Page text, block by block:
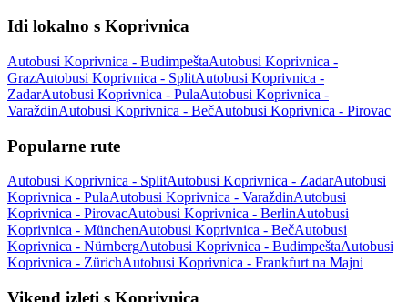
Idi lokalno s Koprivnica
Autobusi Koprivnica - BudimpeštaAutobusi Koprivnica -
GrazAutobusi Koprivnica - SplitAutobusi Koprivnica -
ZadarAutobusi Koprivnica - PulaAutobusi Koprivnica -
VaraždinAutobusi Koprivnica - BečAutobusi Koprivnica - Pirovac
Popularne rute
Autobusi Koprivnica - SplitAutobusi Koprivnica - ZadarAutobusi
Koprivnica - PulaAutobusi Koprivnica - VaraždinAutobusi
Koprivnica - PirovacAutobusi Koprivnica - BerlinAutobusi
Koprivnica - MünchenAutobusi Koprivnica - BečAutobusi
Koprivnica - NürnbergAutobusi Koprivnica - BudimpeštaAutobusi
Koprivnica - ZürichAutobusi Koprivnica - Frankfurt na Majni
Vikend izleti s Koprivnica